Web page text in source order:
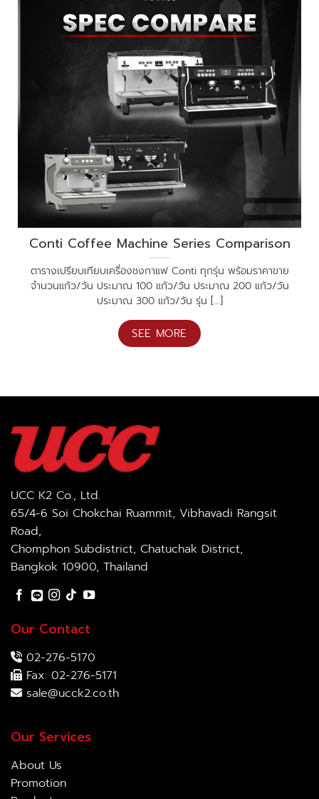
Conti Coffee Machine Series Comparison
ตารางเปรียบเทียบเครื่องชงกาแฟ Conti ทุกรุ่น พร้อมราคาขาย
จำนวนแก้ว/วัน ประมาณ 100 แก้ว/วัน ประมาณ 200 แก้ว/วัน
ประมาณ 300 แก้ว/วัน รุ่น [...]
SEE MORE
UCC K2 Co., Ltd.
65/4-6 Soi Chokchai Ruammit, Vibhavadi Rangsit
Road,
Chomphon Subdistrict, Chatuchak District,
Bangkok 10900, Thailand
Our Contact
02-276-5170
Fax: 02-276-5171
sale@ucck2.co.th
Our Services
About Us
Promotion